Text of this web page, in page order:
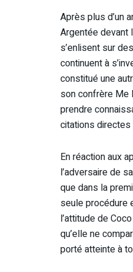
Après plus d’un
Argentée devant
s’enlisent sur
continuent à
constitué une
son confrère Me
prendre
citations
En réaction aux
l’adversaire de
que dans la
seule procédure
l’attitude de
qu’elle ne
porté atteinte à